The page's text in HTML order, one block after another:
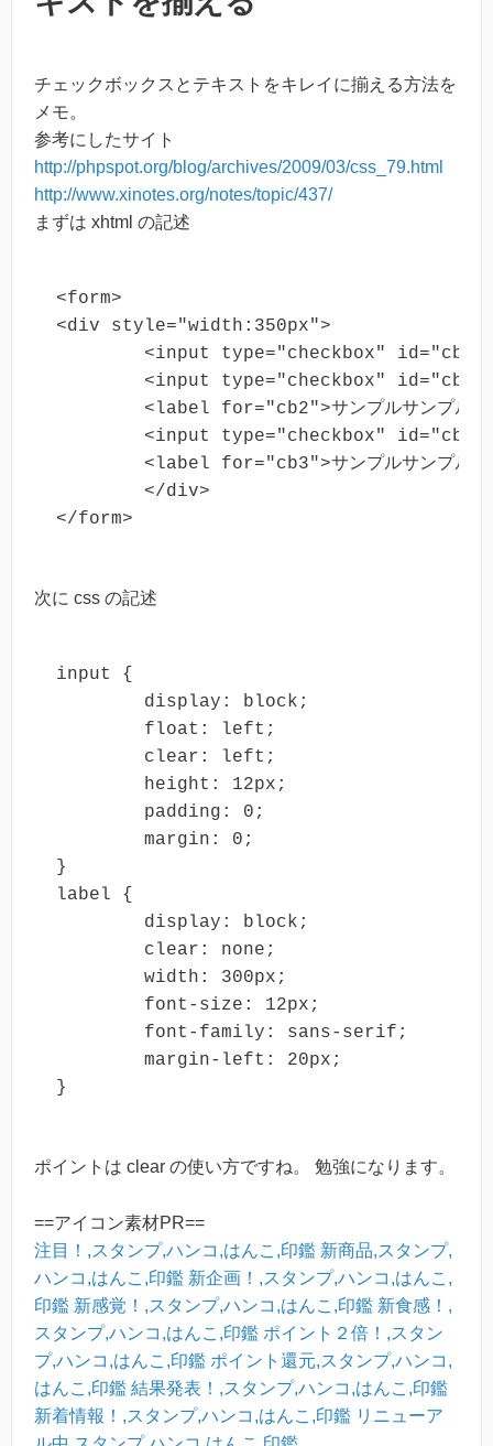
チェックボックスとテキストをキレイに揃える方法を
メモ。
参考にしたサイト
http://phpspot.org/blog/archives/2009/03/css_79.html
http://www.xinotes.org/notes/topic/437/
まずは xhtml の記述
<form>
<div style="width:350px">
</form>
次に css の記述
input {
}
label {
ポイントは clear の使い方ですね。 勉強になります。
==アイコン素材PR==
注目！,スタンプ,ハンコ,はんこ,印鑑 新商品,スタンプ,
ハンコ,はんこ,印鑑 新企画！,スタンプ,ハンコ,はんこ,
印鑑 新感覚！,スタンプ,ハンコ,はんこ,印鑑 新食感！,
スタンプ,ハンコ,はんこ,印鑑 ポイント２倍！,スタン
プ,ハンコ,はんこ,印鑑 ポイント還元,スタンプ,ハンコ,
はんこ,印鑑 結果発表！,スタンプ,ハンコ,はんこ,印鑑
新着情報！,スタンプ,ハンコ,はんこ,印鑑 リニューア